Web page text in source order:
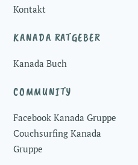
Kontakt
KANADA RATGEBER
Kanada Buch
COMMUNITY
Facebook Kanada Gruppe
Couchsurfing Kanada
Gruppe